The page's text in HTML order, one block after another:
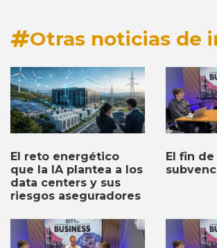
Otras noticias de
El reto energético
que la IA plantea a los
data centers y sus
riesgos aseguradores
El fin de